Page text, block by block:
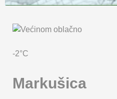
-2°C
Markušica